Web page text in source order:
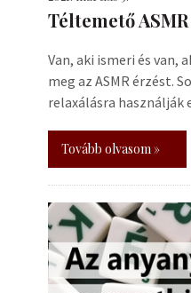
Téltemető ASMR
Van, aki ismeri és van,
meg az ASMR érzést.
relaxálásra használják
Tovább olvasom »